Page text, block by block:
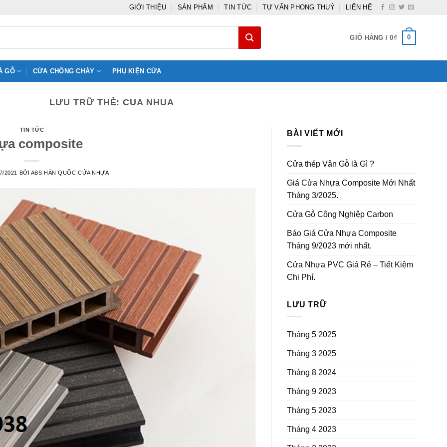
GIỚI THIỆU SẢN PHẨM TIN TỨC TƯ VẤN PHONG THUỶ LIÊN HỆ
GIỎ HÀNG /0₫ 0
GỖ CỬA CHỐNG CHÁY PHỤ KIỆN CỬA
LƯU TRỮ THẺ:CUA NHUA
TIN TỨC
composite
2021 BỞI ABS HÀN QUỐC CỬA NHỰA
BÀI VIẾT MỚI
Cửa thép Vân Gỗ là Gì ?
Giá Cửa Nhựa Composite Mới Nhất
Tháng 3/2025.
Cửa Gỗ Công Nghiệp Carbon
Báo Giá Cửa Nhựa Composite
Tháng 9/2023 mới nhất.
Cửa Nhựa PVC Giá Rẻ – Tiết Kiệm
Chi Phí.
LƯU TRỮ
Tháng 5 2025
Tháng 3 2025
Tháng 8 2024
Tháng 9 2023
Tháng 5 2023
Tháng 4 2023